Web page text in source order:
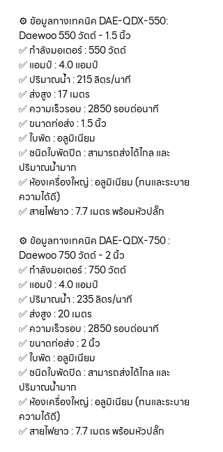
⚙️ ข้อมูลทางเทคนิค DAE-QDX-550:
Daewoo 550 วัตต์ - 1.5 นิ้ว
✅ กำลังมอเตอร์ : 550 วัตต์
✅ แอมป์ : 4.0 แอมป์
✅ ปริมาณน้ำ : 215 ลิตร/นาที
✅ ส่งสูง : 17 เมตร
✅ ความเร็วรอบ : 2850 รอบต่อนาที
✅ ขนาดท่อส่ง : 1.5 นิ้ว
✅ ใบพัด : อลูมิเนียม
✅ ชนิดใบพัดปิด : สามารถส่งได้ไกล และ
ปริมาณน้ำมาก
✅ ห้องเครื่องใหญ่ : อลูมิเนียม (ทนและระบาย
ความได้ดี)
✅ สายไฟยาว : 7.7 เมตร พร้อมหัวปลั๊ก
⚙️ ข้อมูลทางเทคนิค DAE-QDX-750 :
Daewoo 750 วัตต์ - 2 นิ้ว
✅ กำลังมอเตอร์ : 750 วัตต์
✅ แอมป์ : 4.0 แอมป์
✅ ปริมาณน้ำ : 235 ลิตร/นาที
✅ ส่งสูง : 20 เมตร
✅ ความเร็วรอบ : 2850 รอบต่อนาที
✅ ขนาดท่อส่ง : 2 นิ้ว
✅ ใบพัด : อลูมิเนียม
✅ ชนิดใบพัดปิด : สามารถส่งได้ไกล และ
ปริมาณน้ำมาก
✅ ห้องเครื่องใหญ่ : อลูมิเนียม (ทนและระบาย
ความได้ดี)
✅ สายไฟยาว : 7.7 เมตร พร้อมหัวปลั๊ก